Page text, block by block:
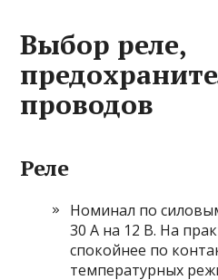
Выбор реле,
проводов
Реле
Номинал по
30 А на 12 В. На
спокойнее по
температурных